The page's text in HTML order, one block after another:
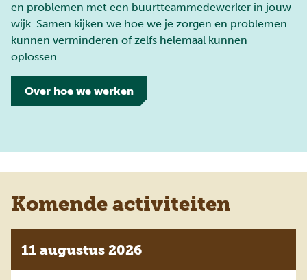
en problemen met een buurtteammedewerker in jouw
wijk. Samen kijken we hoe we je zorgen en problemen
kunnen verminderen of zelfs helemaal kunnen
oplossen.
Over hoe we werken
Komende activiteiten
11 augustus 2026